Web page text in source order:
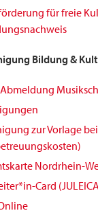
für freie
Bildung &
zur Vorlage
Nordrhein-
Card